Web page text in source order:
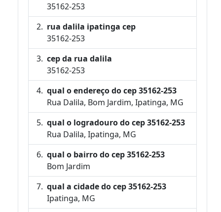
35162-253
rua dalila ipatinga cep
35162-253
cep da rua dalila
35162-253
qual o endereço do cep 35162-253
Rua Dalila, Bom Jardim, Ipatinga, MG
qual o logradouro do cep 35162-253
Rua Dalila, Ipatinga, MG
qual o bairro do cep 35162-253
Bom Jardim
qual a cidade do cep 35162-253
Ipatinga, MG